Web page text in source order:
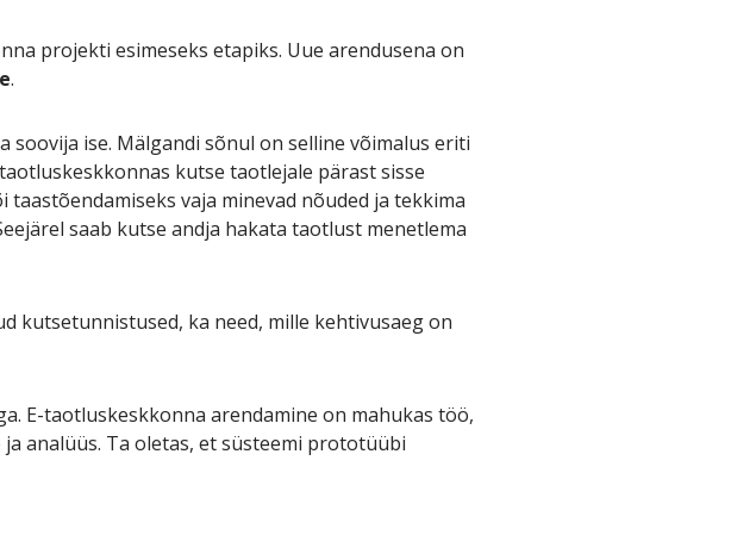
projekti esimeseks etapiks. Uue arendusena on
.
ise. Mälgandi sõnul on selline võimalus eriti
kutse taotlejale pärast sisse
vaja minevad nõuded ja tekkima
saab kutse andja hakata taotlust menetlema
kutsetunnistused, ka need, mille kehtivusaeg on
E-taotluskeskkonna arendamine on mahukas töö,
analüüs. Ta oletas, et süsteemi prototüübi